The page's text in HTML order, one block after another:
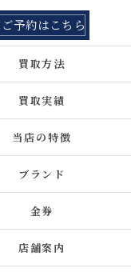
予約はこちら
買取方法
買取実績
当店の特徴
ブランド
金券
店舗案内